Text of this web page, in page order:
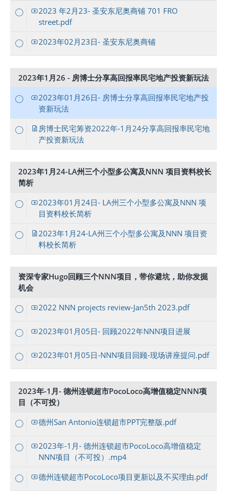
2023 年2月23- 圣安东尼奥商铺 701 FRO
street.pdf
2023年02月23日- 圣安东尼奥商铺
2023年1月26 - 房博士分享高回报率民宅地产投资新玩法
2023年01月26日- 房博士分享高回报率民宅地产投
资新玩法
房博士民宅筹资2022年-1月24分享高回报率民宅地
产投资新玩法
2023年1月24-LA州三个小型多公寓及NNN 项目资料校长
简析
2023年01月24日- LA州三个小型多公寓及NNN 项
目资料校长简析
2023年1月24-LA州三个小型多公寓及NNN 项目资
料校长简析
资深专家Hugo回顾三个NNN项目，带你避坑，助你发掘
机会
2022 NNN projects review-Jan5th 2023.pdf
2023年01月05日- 回顾2022年NNN项目进展
2023年01月05日-NNN项目回顾-现场讲座提问.pdf
2023年-1月- 德州连锁超市PocoLoco高增值稳定NNN项
目（不可投）
德州San Antonio连锁超市PPT完整版.pdf
2023年-1月- 德州连锁超市PocoLoco高增值稳定
NNN项目（不可投）.mp4
德州连锁超市PocoLoco项目更新以及不买理由.pdf